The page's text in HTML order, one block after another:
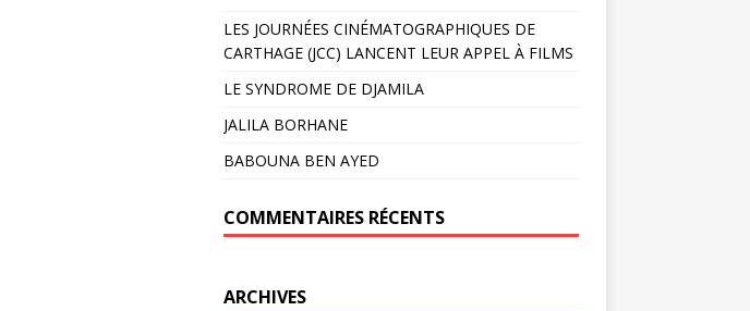
LES JOURNÉES CINÉMATOGRAPHIQUES DE
CARTHAGE (JCC) LANCENT LEUR APPEL À FILMS
LE SYNDROME DE DJAMILA
JALILA BORHANE
BABOUNA BEN AYED
COMMENTAIRES RÉCENTS
ARCHIVES